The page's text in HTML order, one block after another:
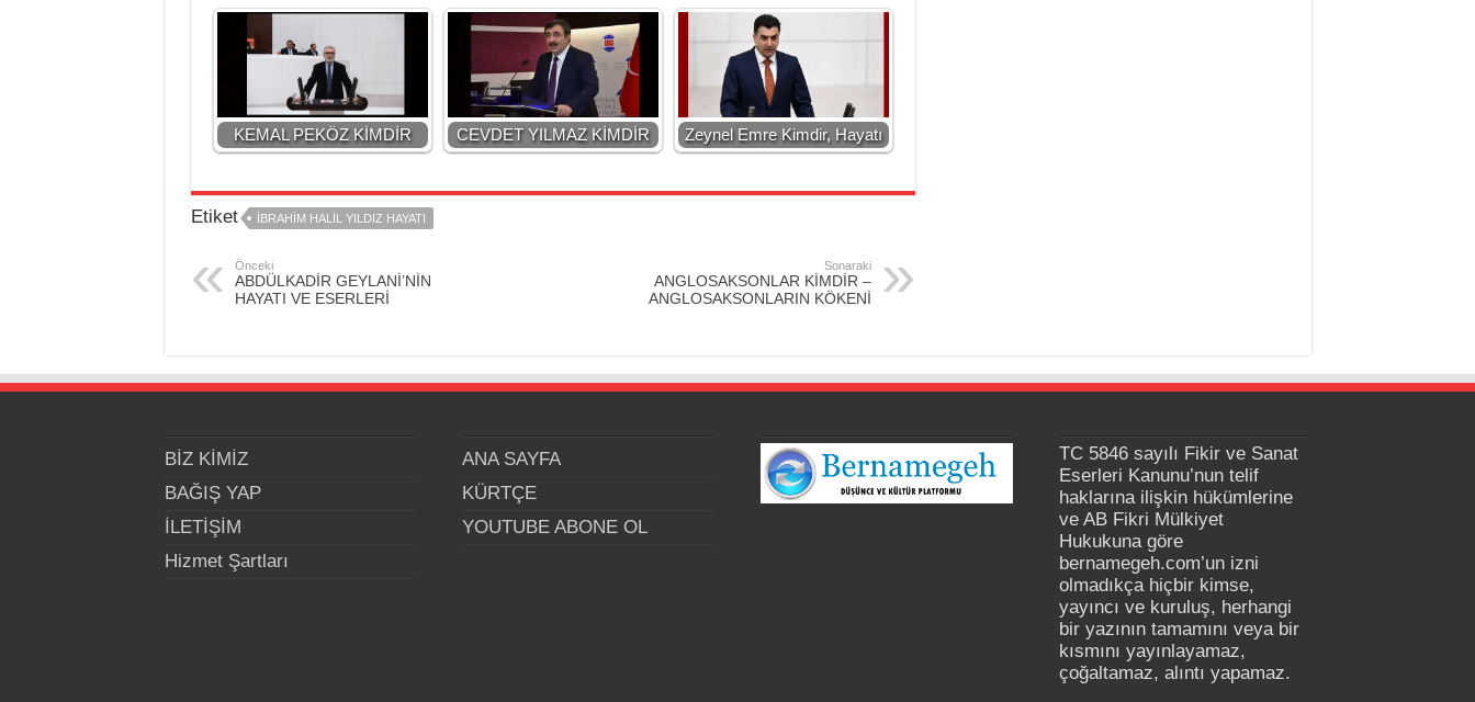
KEMAL PEKÖZ KİMDİR CEVDET YILMAZ KİMDİR Zeynel Emre Kimdir, Hayatı
Etiket İBRAHİM HALİL YILDIZ HAYATI
Önceki
ABDÜLKADİR GEYLANİ’NİN
HAYATI VE ESERLERİ
Sonaraki
ANGLOSAKSONLAR KİMDİR –
ANGLOSAKSONLARIN KÖKENİ
BİZ KİMİZ
BAĞIŞ YAP
İLETİŞİM
Hizmet Şartları
ANA SAYFA
KÜRTÇE
YOUTUBE ABONE OL
TC 5846 sayılı Fikir ve Sanat
Eserleri Kanunu’nun telif
haklarına ilişkin hükümlerine
ve AB Fikri Mülkiyet
Hukukuna göre
bernamegeh.com’un izni
olmadıkça hiçbir kimse,
yayıncı ve kuruluş, herhangi
bir yazının tamamını veya bir
kısmını yayınlayamaz,
çoğaltamaz, alıntı yapamaz.